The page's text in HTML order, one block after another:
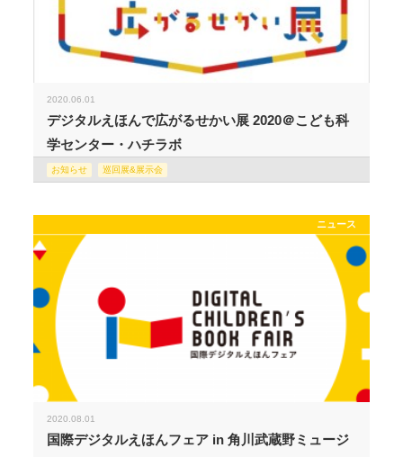
2020.06.01
デジタルえほんで広がるせかい展 2020＠こども科
学センター・ハチラボ
お知らせ 巡回展&展示会
ニュース
2020.08.01
国際デジタルえほんフェア in 角川武蔵野ミュージ